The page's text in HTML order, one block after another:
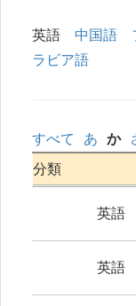
英語 中国語
ラビア語
すべて あ か
分類
英語
英語